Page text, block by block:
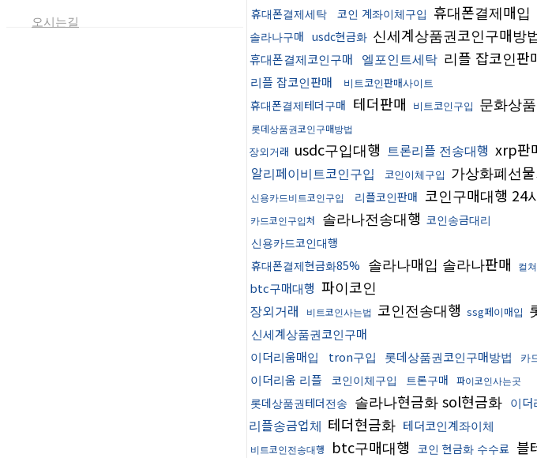
오시는길 휴대폰결제세탁 코인 계좌이체구입 휴대폰결제매입
솔라나구매 usdc현금화 신세계상품권코인구매방
휴대폰결제코인구매 엘포인트세탁 리플 잡코인판
리플 잡코인판매 비트코인판매사이트
휴대폰결제테더구매 테더판매 비트코인구입 문화상
롯데상품권코인구매방법
장외거래 usdc구입대행 트론리플 전송대행 xrp판
알리페이비트코인구입
코인이체구입 가상화폐선
신용카드비트코인구입 리플코인판매 코인구매대행 24
카드코인구입처 솔라나전송대행 코인송금대리
신용카드코인대행
휴대폰결제현금화85% 솔라나매입 솔라나판매 컬
btc구매대행 파이코인
장외거래 비트코인사는법 코인전송대행 ssg페이매입
신세계상품권코인구매
이더리움매입
tron구입 롯데상품권코인구매방법 카
이더리움 리플 코인이체구입 트론구매 파이코인사는곳
롯데상품권테더전송 솔라나현금화 sol현금화 이더
리플송금업체 테더현금화 테더코인계좌이체
비트코인전송대행 btc구매대행 코인 현금화 수수료 블